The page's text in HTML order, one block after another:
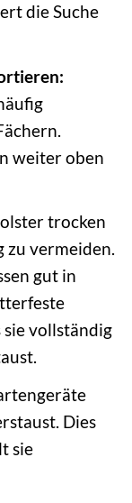
die Suche
weiter oben
trocken
zu vermeiden.
gut in
sie vollständig
Dies
sie